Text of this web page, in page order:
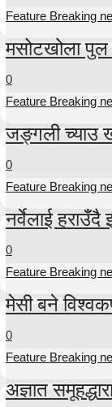
Feature Breaking
मसोटखोला
0
Feature Breaking
जङ्गली च्याउ
0
Feature Breaking
नर्वेलाई
0
Feature Breaking
मेसी बने
0
Feature Breaking
अज्ञात